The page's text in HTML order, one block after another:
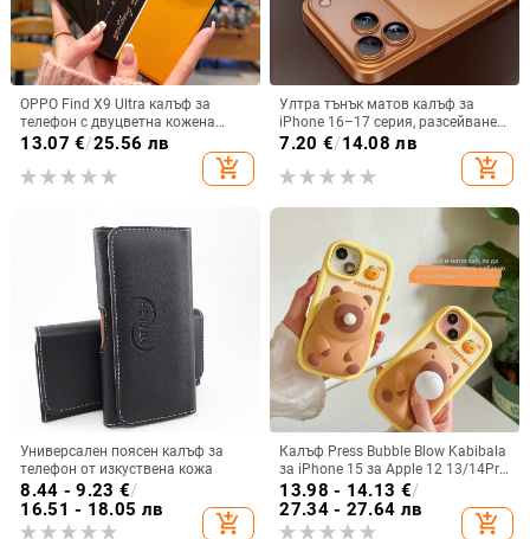
OPPO Find X9 Ultra калъф за
телефон с двуцветна кожена
текстура и флуоресцентни линии,
13.07 €/25.56 лв
add_shopping_cart
Ултра тънък матов калъф за
iPhone 16–17 серия, разсейване
на топлината, пълно покритие,
удароустойчив и устойчив на
отпечатъци
7.20 €/14.08 лв
add_shopping_cart
Универсален поясен калъф за
телефон от изкуствена кожа
8.44 - 9.23 €/
16.51 - 18.05 лв
add_shopping_cart
Калъф Press Bubble Blow Kabibala
за iPhone 15 за Apple 12 13/14Pro
Max, устойчив на изпускане 11
13.98 - 14.13 €/
27.34 - 27.64 лв
add_shopping_cart